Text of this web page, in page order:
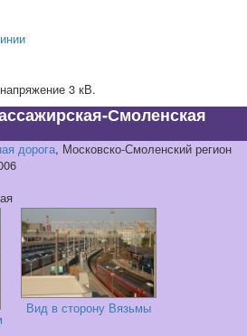
3 кВ.
Смоленская
дорога, Московско-Смоленский регион
Вид в сторону Вязьмы